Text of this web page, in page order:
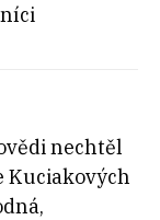
nechtěl
Kuciakových